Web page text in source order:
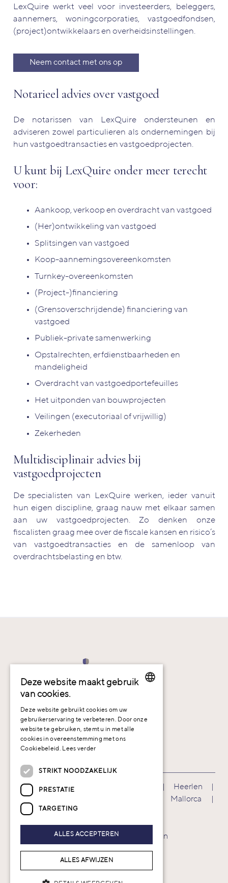
LexQuire werkt veel voor investeerders, beleggers,
aannemers, woningcorporaties, vastgoedfondsen,
(project)ontwikkelaars en overheidsinstellingen.
Neem contact met ons op
Notarieel advies over vastgoed
De notarissen van LexQuire ondersteunen en
adviseren zowel particulieren als ondernemingen bij
hun vastgoedtransacties en vastgoedprojecten.
U kunt bij LexQuire onder meer terecht
voor:
Aankoop, verkoop en overdracht van vastgoed
(Her)ontwikkeling van vastgoed
Splitsingen van vastgoed
Koop-aannemingsovereenkomsten
Turnkey-overeenkomsten
(Project-)financiering
(Grensoverschrijdende) financiering van
vastgoed
Publiek-private samenwerking
Opstalrechten, erfdienstbaarheden en
mandeligheid
Overdracht van vastgoedportefeuilles
Het uitponden van bouwprojecten
Veilingen (executoriaal of vrijwillig)
Zekerheden
Multidisciplinair advies bij
vastgoedprojecten
De specialisten van LexQuire werken, ieder vanuit
hun eigen discipline, graag nauw met elkaar samen
aan uw vastgoedprojecten. Zo denken onze
fiscalisten graag mee over de fiscale kansen en risico’s
van vastgoedtransacties en de samenloop van
overdrachtsbelasting en btw.
Contact
Boekarest |Brussel |
Heerlen |
Mallorca |
Pamplona |Poznań |
Legal notice |Cookieverklaring | Klachten
Copyright © 2024 LexQuire
Deze website maakt gebruik
van cookies.
Deze website gebruikt cookies om uw
gebruikerservaring te verbeteren. Door onze
website te gebruiken, stemt u in met alle
cookies in overeenstemming met ons
Cookiebeleid. Lees verder
STRIKT NOODZAKELIJK
PRESTATIE
TARGETING
ALLES ACCEPTEREN
ALLES AFWIJZEN